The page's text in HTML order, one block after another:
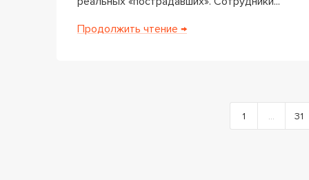
Продолжить чтение →
1 … 31